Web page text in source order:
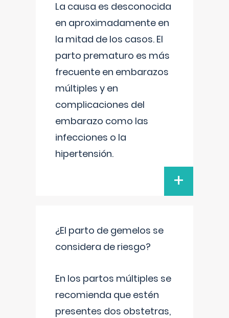
La causa es desconocida
en aproximadamente en
la mitad de los casos. El
parto prematuro es más
frecuente en embarazos
múltiples y en
complicaciones del
embarazo como las
infecciones o la
hipertensión.
+
¿El parto de gemelos se
considera de riesgo?
En los partos múltiples se
recomienda que estén
presentes dos obstetras,